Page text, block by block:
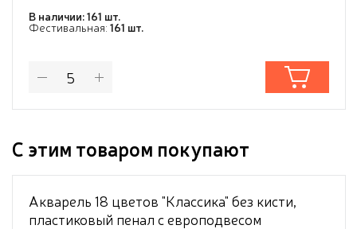
В наличии: 161 шт.
Фестивальная: 161 шт.
С этим товаром покупают
Акварель 18 цветов "Классика" без кисти,
пластиковый пенал с европодвесом